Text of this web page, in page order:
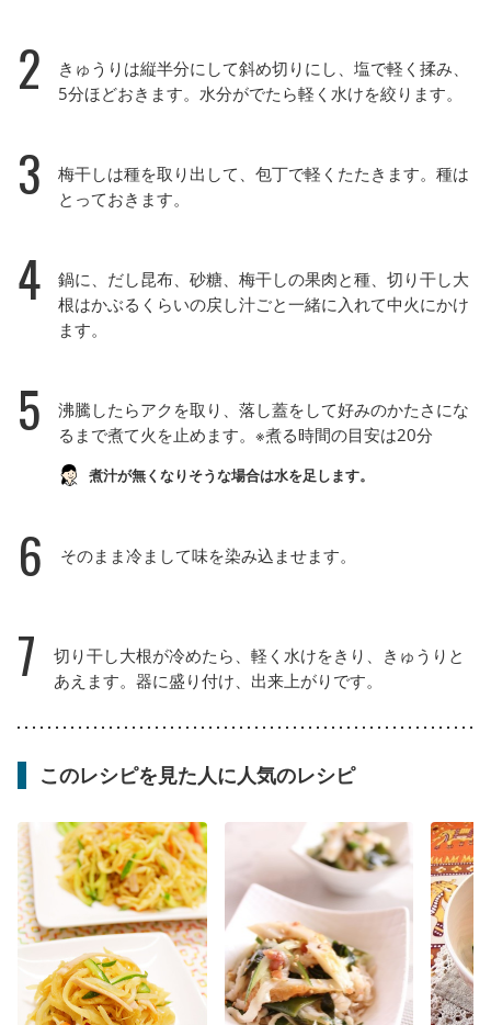
2
きゅうりは縦半分にして斜め切りにし、塩で軽く揉み、
5分ほどおきます。水分がでたら軽く水けを絞ります。
3
梅干しは種を取り出して、包丁で軽くたたきます。種は
とっておきます。
4
鍋に、だし昆布、砂糖、梅干しの果肉と種、切り干し大
根はかぶるくらいの戻し汁ごと一緒に入れて中火にかけ
ます。
5
沸騰したらアクを取り、落し蓋をして好みのかたさにな
るまで煮て火を止めます。※煮る時間の目安は20分
煮汁が無くなりそうな場合は水を足します。
6 そのまま冷まして味を染み込ませます。
7
切り干し大根が冷めたら、軽く水けをきり、きゅうりと
あえます。器に盛り付け、出来上がりです。
このレシピを見た人に人気のレシピ